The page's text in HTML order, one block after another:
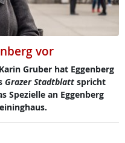
vor
Gru­ber hat Eg­gen­berg
Gra­zer Stadt­blattspricht
Spe­zi­el­le an Eg­gen­berg